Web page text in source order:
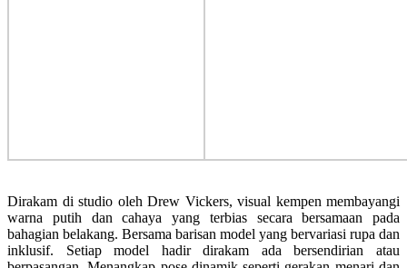
Dirakam di studio oleh Drew Vickers, visual kempen membayangi
warna putih dan cahaya yang terbias secara bersamaan pada
bahagian belakang. Bersama barisan model yang bervariasi rupa dan
inklusif. Setiap model hadir dirakam ada bersendirian atau